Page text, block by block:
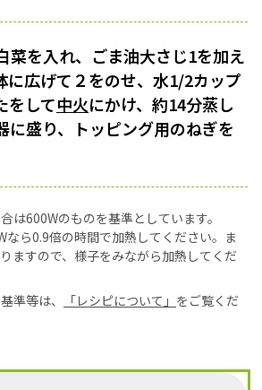
菜を入れ、ごま油大さじ1を加え
に広げて２をのせ、水1/2カップ
をして中火にかけ、約14分蒸し
に盛り、トッピング用のねぎを
は600Wのものを基準としています。
なら0.9倍の時間で加熱してください。ま
ますので、様子をみながら加熱してくだ
準等は、
「レシピについて」 をご覧くだ